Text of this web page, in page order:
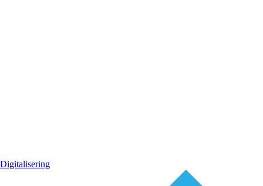
Digitalisering